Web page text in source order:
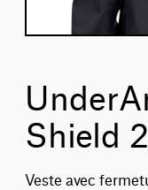
Shield
Veste avec